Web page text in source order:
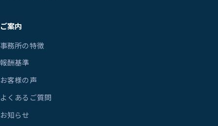
ご案内
事務所の特徴
報酬基準
お客様の声
よくあるご質問
お知らせ